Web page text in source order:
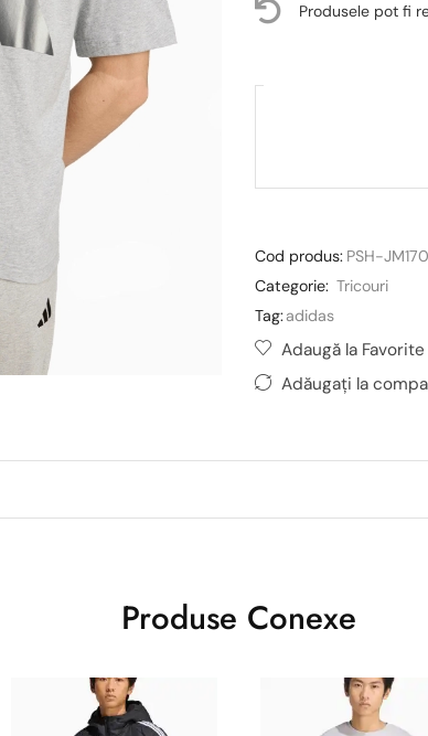
Produsele pot fi
Cod produs: PSH-
Categorie: Tricouri
Tag:adidas
Adaugă la Favorite
Adăugați la
Produse Conexe